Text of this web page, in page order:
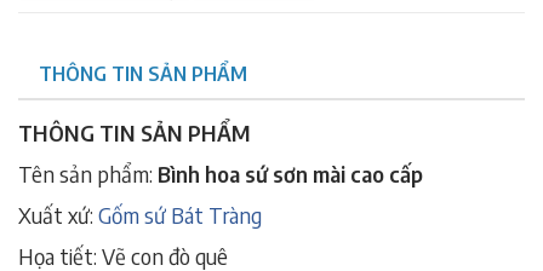
THÔNG TIN SẢN PHẨM
THÔNG TIN SẢN PHẨM
Tên sản phẩm: Bình hoa sứ sơn mài cao cấp
Xuất xứ: Gốm sứ Bát Tràng
Họa tiết: Vẽ con đò quê